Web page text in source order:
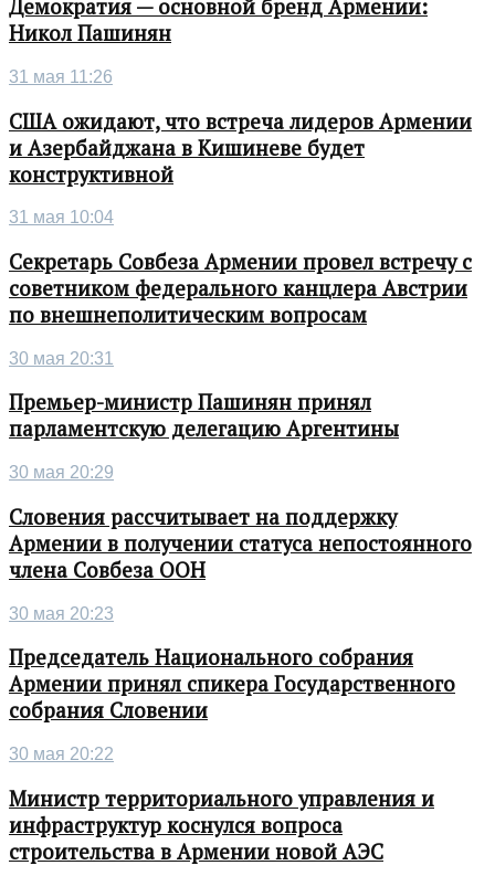
Демократия — основной бренд Армении:
Никол Пашинян
31 мая 11:26
США ожидают, что встреча лидеров Армении
и Азербайджана в Кишиневе будет
конструктивной
31 мая 10:04
Секретарь Совбеза Армении провел встречу с
советником федерального канцлера Австрии
по внешнеполитическим вопросам
30 мая 20:31
Премьер-министр Пашинян принял
парламентскую делегацию Аргентины
30 мая 20:29
Словения рассчитывает на поддержку
Армении в получении статуса непостоянного
члена Совбеза ООН
30 мая 20:23
Председатель Национального собрания
Армении принял спикера Государственного
собрания Словении
30 мая 20:22
Министр территориального управления и
инфраструктур коснулся вопроса
строительства в Армении новой АЭС